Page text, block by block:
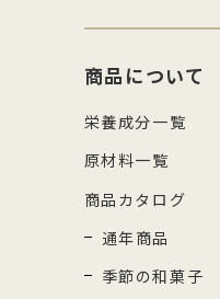
商品について
栄養成分一覧
原材料一覧
商品カタログ
通年商品
季節の和菓子